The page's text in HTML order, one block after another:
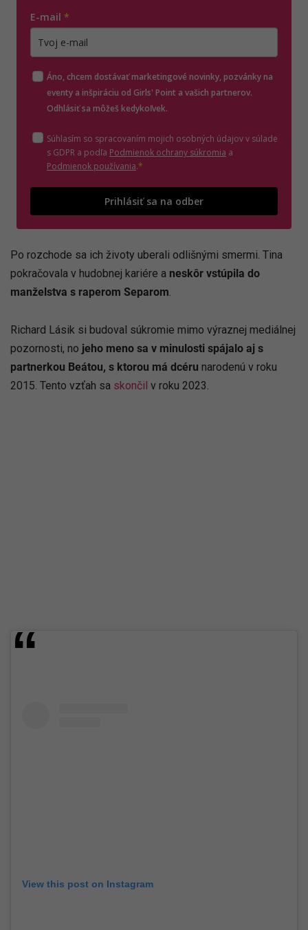
E-mail *
Áno, chcem dostávať marketingové novinky, pozvánky na
eventy a inšpiráciu od Girls' Point a vašich partnerov.
Odhlásiť sa môžeš kedykoľvek.
Súhlasím so spracovaním mojich osobných údajov v súlade
s GDPR a podľa Podmienok ochrany súkromia (otvorí sa v novom
a
Podmienok používania(otvorí sa v novom okne)
.*
Prihlásiť sa na odber
Po rozchode sa ich životy uberali odlišnými smermi. Tina
pokračovala v hudobnej kariére a neskôr vstúpila do
manželstva s raperom Separom.
Richard Lásik si budoval súkromie mimo výraznej mediálnej
pozornosti, no jeho meno sa v minulosti spájalo aj s
partnerkou Beátou, s ktorou má dcéru narodenú v roku
2015. Tento vzťah sa skončil v roku 2023.
View this post on Instagram